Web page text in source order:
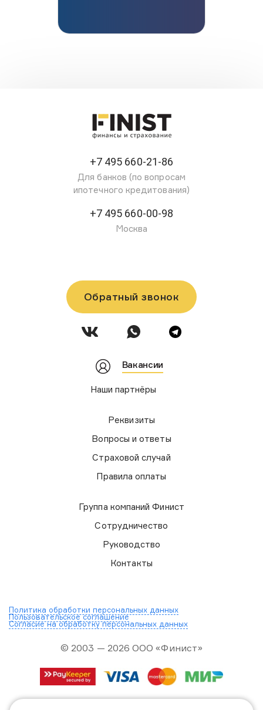
Вакансии
Наши партнёры
Реквизиты
Вопросы и ответы
Страховой случай
Правила оплаты
Группа компаний Финист
Сотрудничество
Руководство
Контакты
+7 495 660-21-86
Для банков (по вопросам
ипотечного кредитования)
+7 495 660-00-98
Москва
Обратный звонок
Политика обработки персональных данных
Пользовательское соглашение
Согласие на обработку персональных данных
© 2003 — 2026 ООО «Финист»